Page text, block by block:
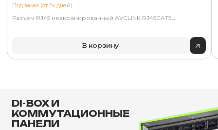
Под заказ (от 2х дней)
Разъем RJ45 неэкранированный AVCLINK RJ45CAT5U
В корзину
DI-BOX И
КОММУТАЦИОННЫЕ
ПАНЕЛИ